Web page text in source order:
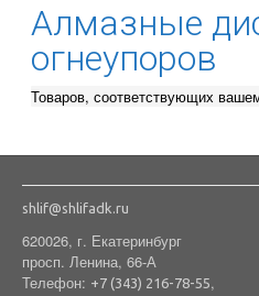
Алмазные
огнеупоров
Товаров, соответствующих
shlif@shlifadk.ru
620026, г. Екатеринбург
просп. Ленина, 66-А
Телефон: +7 (343) 216-78-55,